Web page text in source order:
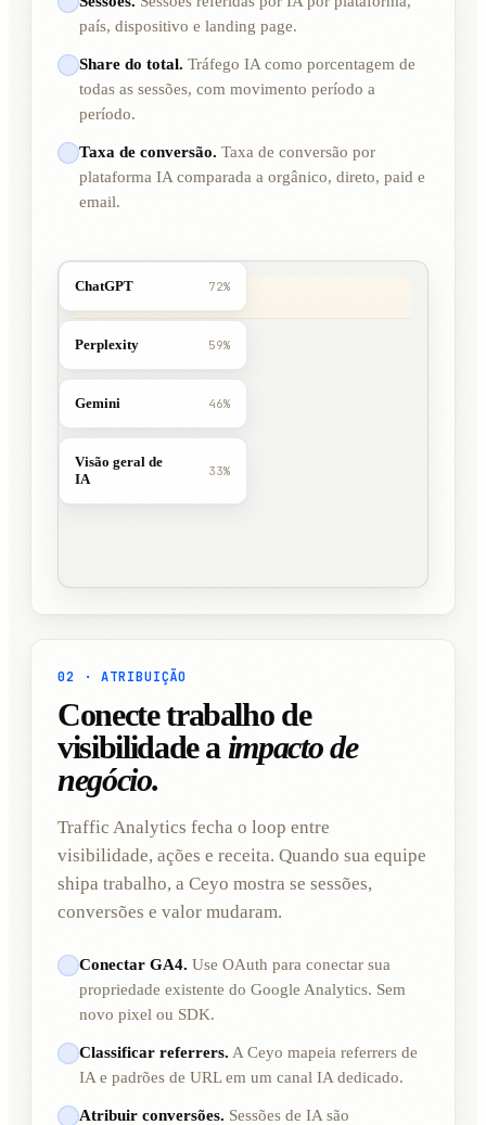
país, dispositivo e landing page.
Share do total. Tráfego IA como porcentagem de
todas as sessões, com movimento período a
período.
Taxa de conversão. Taxa de conversão por
plataforma IA comparada a orgânico, direto, paid e
email.
ChatGPT 72%
Perplexity 59%
Gemini 46%
Visão geral de
IA
33%
02 · ATRIBUIÇÃO
Conecte trabalho de
visibilidade a impacto de
negócio.
Traffic Analytics fecha o loop entre
visibilidade, ações e receita. Quando sua equipe
shipa trabalho, a Ceyo mostra se sessões,
conversões e valor mudaram.
Conectar GA4. Use OAuth para conectar sua
propriedade existente do Google Analytics. Sem
novo pixel ou SDK.
Classificar referrers. A Ceyo mapeia referrers de
IA e padrões de URL em um canal IA dedicado.
Atribuir conversões. Sessões de IA são